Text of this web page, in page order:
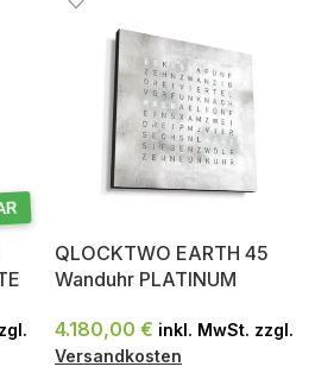
QLOCKTWO EARTH 45
Wanduhr PLATINUM
4.180,00 € inkl. MwSt. zzgl.
Versandkosten